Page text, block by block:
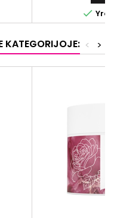
 Yra
KATEGORIJOJE: >
<